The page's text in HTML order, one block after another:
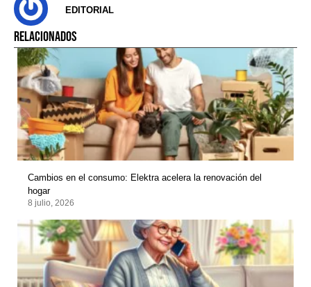
EDITORIAL
RELACIONADOS
Cambios en el consumo: Elektra acelera la renovación del
hogar
8 julio, 2026